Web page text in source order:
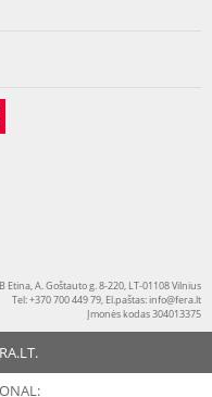
Etina, A. Goštauto g. 8-220, LT-01108 Vilnius
Tel: +370 700 449 79, El.paštas:info@fera.lt
Įmonės kodas 304013375